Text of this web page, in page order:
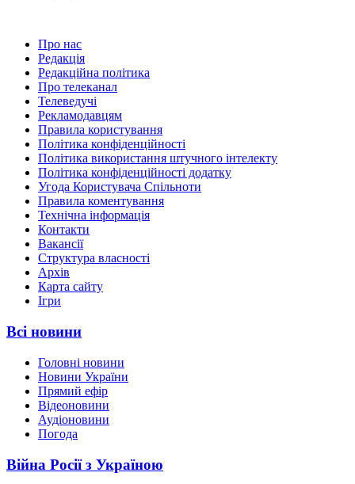
Про нас
Редакція
Редакційна політика
Про телеканал
Телеведучі
Рекламодавцям
Правила користування
Політика конфіденційності
Політика використання штучного інтелекту
Політика конфіденційності додатку
Угода Користувача Спільноти
Правила коментування
Технічна інформація
Контакти
Вакансії
Структура власності
Архів
Карта сайту
Ігри
Всі новини
Головні новини
Новини України
Прямий ефір
Відеоновини
Аудіоновини
Погода
Війна Росії з Україною